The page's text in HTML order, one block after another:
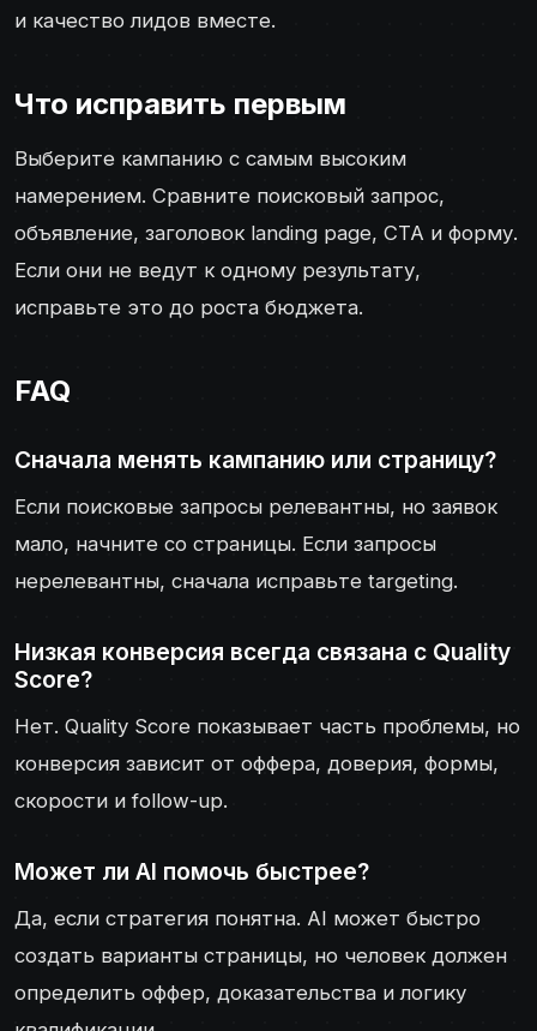
и качество лидов вместе.
Что исправить первым
Выберите кампанию с самым высоким
намерением. Сравните поисковый запрос,
объявление, заголовок landing page, CTA и форму.
Если они не ведут к одному результату,
исправьте это до роста бюджета.
FAQ
Сначала менять кампанию или страницу?
Если поисковые запросы релевантны, но заявок
мало, начните со страницы. Если запросы
нерелевантны, сначала исправьте targeting.
Низкая конверсия всегда связана с Quality
Score?
Нет. Quality Score показывает часть проблемы, но
конверсия зависит от оффера, доверия, формы,
скорости и follow-up.
Может ли AI помочь быстрее?
Да, если стратегия понятна. AI может быстро
создать варианты страницы, но человек должен
определить оффер, доказательства и логику